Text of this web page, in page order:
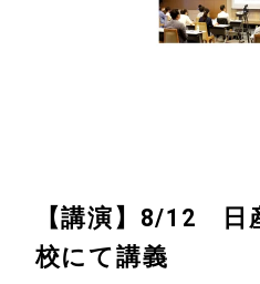
【講演】8/12 日
校にて講義